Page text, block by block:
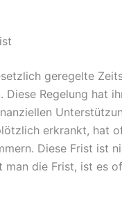
geregelte
Diese Regelung hat
erkrankt, hat
Diese Frist ist
man die Frist, ist es